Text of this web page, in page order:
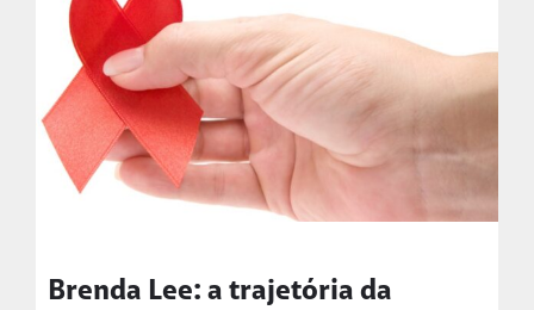
Brenda Lee: a trajetória da